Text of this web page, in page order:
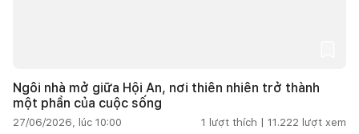
Ngôi nhà mở giữa Hội An, nơi thiên nhiên trở thành
một phần của cuộc sống
27/06/2026, lúc 10:00 1 lượt thích | 11.222 lượt xem